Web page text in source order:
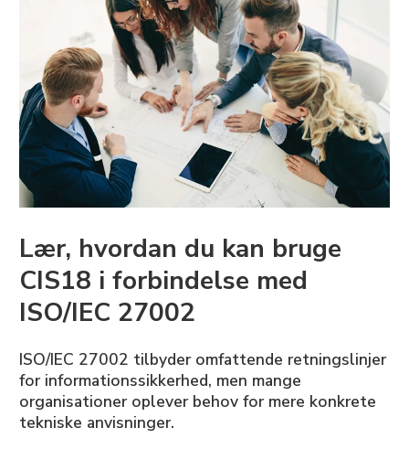
Lær, hvordan du kan bruge
CIS18 i forbindelse med
ISO/IEC 27002
ISO/IEC 27002 tilbyder omfattende retningslinjer
for informationssikkerhed, men mange
organisationer oplever behov for mere konkrete
tekniske anvisninger.